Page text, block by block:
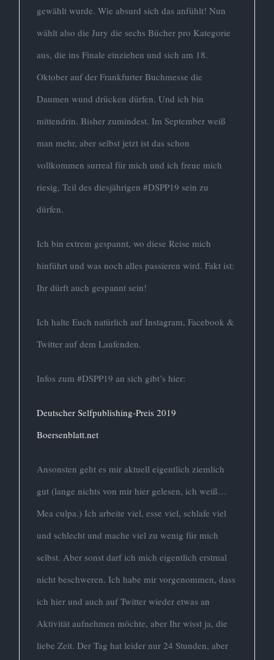
gewählt wurde. Wie absurd sich das anfühlt! Nun
wählt also die Jury die sechs Bücher pro Kategorie
aus, die ins Finale einziehen und sich am 18.
Oktober auf der Frankfurter Buchmesse die
Daumen wund drücken dürfen. Und ich bin
mittendrin. Bisher zumindest. Im September weiß
man mehr, aber selbst jetzt ist das schon
vollkommen surreal für mich und ich freue mich
riesig, Teil des diesjährigen #DSPP19 sein zu
dürfen.
Ich bin extrem gespannt, wo diese Reise mich
hinführt und was noch alles passieren wird. Fakt ist:
Ihr dürft auch gespannt sein!
Ich halte Euch natürlich auf Instagram, Facebook &
Twitter auf dem Laufenden.
Infos zum #DSPP19 an sich gibt’s hier:
Deutscher Selfpublishing-Preis 2019
Boersenblatt.net
Ansonsten geht es mir aktuell eigentlich ziemlich
gut (lange nichts von mir hier gelesen, ich weiß…
Mea culpa.) Ich arbeite viel, esse viel, schlafe viel
und schlecht und mache viel zu wenig für mich
selbst. Aber sonst darf ich mich eigentlich erstmal
nicht beschweren. Ich habe mir vorgenommen, dass
ich hier und auch auf Twitter wieder etwas an
Aktivität aufnehmen möchte, aber Ihr wisst ja, die
liebe Zeit. Der Tag hat leider nur 24 Stunden, aber